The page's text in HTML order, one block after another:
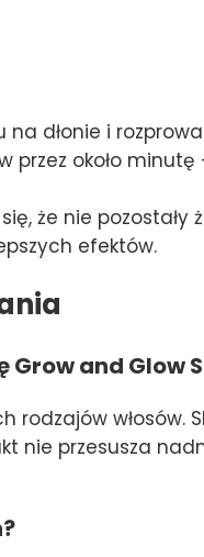
dłonie i
przez około
że nie pozostały
efektów.
Grow and Glow
rodzajów włosów.
nie przesusza